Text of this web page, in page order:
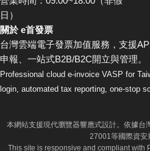
日）
關於 e首發票
台灣雲端電子發票加值服務，支援
申報、一站式B2B/B2C開立與管理。
Professional cloud e-invoice VASP for
login, automated tax reporting, one-stop
本網站支援現代瀏覽器響應式設計。依據台
27001等國際資安
This site is responsive and compliant with